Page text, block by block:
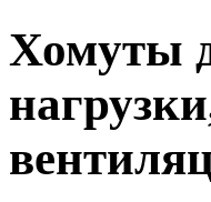
Хомуты